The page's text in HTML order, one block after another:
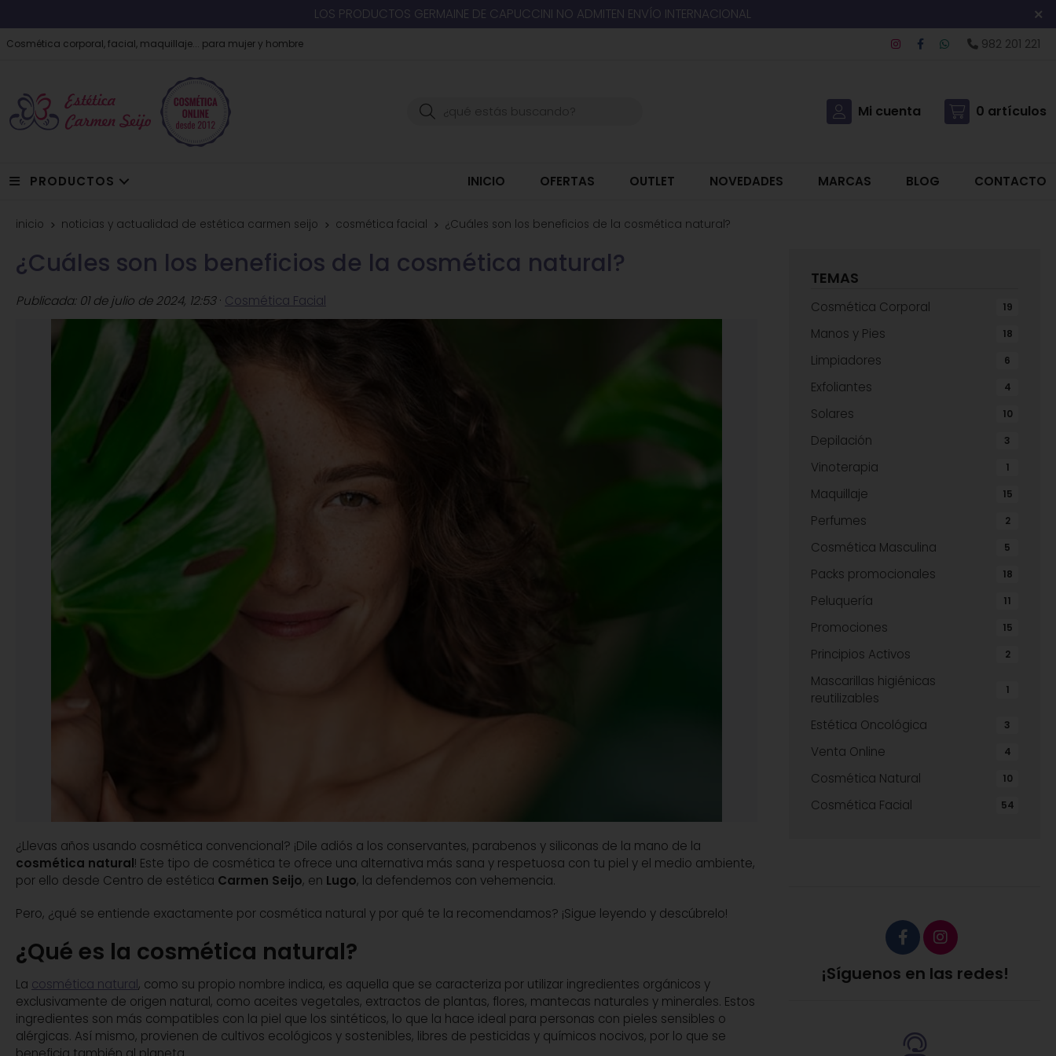
LOS PRODUCTOS GERMAINE DE CAPUCCINI NO ADMITEN ENVÍO INTERNACIONAL
Cosmética corporal, facial, maquillaje... para mujer y hombre 982 201 221
Buscar Mi cuenta 0 artículos
PRODUCTOS INICIO OFERTAS OUTLET NOVEDADES MARCAS BLOG CONTACTO
inicio noticias y actualidad de estética carmen seijo cosmética facial ¿Cuáles son los beneficios de la cosmética natural?
TEMAS
Cosmética Facial 54
Cosmética Corporal 19
Manos y Pies 18
Limpiadores 6
Exfoliantes 4
Solares 10
Depilación 3
Vinoterapia 1
Maquillaje 15
Perfumes 2
Cosmética Masculina 5
Packs promocionales 18
Peluquería 11
Promociones 15
Principios Activos 2
Mascarillas higiénicas
reutilizables
1
Estética Oncológica 3
Venta Online 4
Cosmética Natural 10
¿Cuáles son los beneficios de la cosmética natural?
Publicada: 01 de julio de 2024, 12:53· Cosmética Facial
¿Llevas años usando cosmética convencional? ¡Dile adiós a los conservantes, parabenos y siliconas de la mano de la
cosmética natural! Este tipo de cosmética te ofrece una alternativa más sana y respetuosa con tu piel y el medio ambiente,
por ello desde Centro de estética Carmen Seijo, en Lugo, la defendemos con vehemencia.
Pero, ¿qué se entiende exactamente por cosmética natural y por qué te la recomendamos? ¡Sigue leyendo y descúbrelo!
¿Qué es la cosmética natural?
La cosmética natural, como su propio nombre indica, es aquella que se caracteriza por utilizar ingredientes orgánicos y
exclusivamente de origen natural, como aceites vegetales, extractos de plantas, flores, mantecas naturales y minerales. Estos
ingredientes son más compatibles con la piel que los sintéticos, lo que la hace ideal para personas con pieles sensibles o
alérgicas. Así mismo, provienen de cultivos ecológicos y sostenibles, libres de pesticidas y químicos nocivos, por lo que se
¡Síguenos en las redes!